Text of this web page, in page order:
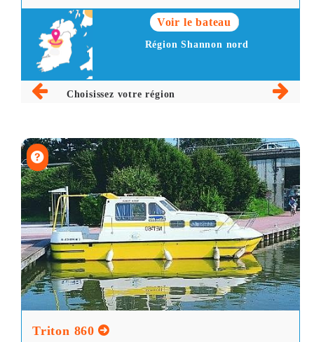
Voir le bateau
Région Shannon nord
Choisissez votre région
Triton 860